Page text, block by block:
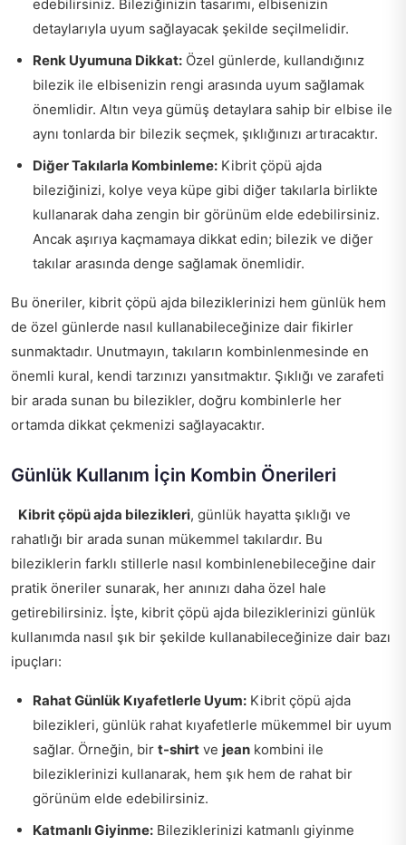
edebilirsiniz. Bileziğinizin tasarımı, elbisenizin
detaylarıyla uyum sağlayacak şekilde seçilmelidir.
Renk Uyumuna Dikkat: Özel günlerde, kullandığınız
bilezik ile elbisenizin rengi arasında uyum sağlamak
önemlidir. Altın veya gümüş detaylara sahip bir elbise ile
aynı tonlarda bir bilezik seçmek, şıklığınızı artıracaktır.
Diğer Takılarla Kombinleme: Kibrit çöpü ajda
bileziğinizi, kolye veya küpe gibi diğer takılarla birlikte
kullanarak daha zengin bir görünüm elde edebilirsiniz.
Ancak aşırıya kaçmamaya dikkat edin; bilezik ve diğer
takılar arasında denge sağlamak önemlidir.
Bu öneriler, kibrit çöpü ajda bileziklerinizi hem günlük hem
de özel günlerde nasıl kullanabileceğinize dair fikirler
sunmaktadır. Unutmayın, takıların kombinlenmesinde en
önemli kural, kendi tarzınızı yansıtmaktır. Şıklığı ve zarafeti
bir arada sunan bu bilezikler, doğru kombinlerle her
ortamda dikkat çekmenizi sağlayacaktır.
Günlük Kullanım İçin Kombin Önerileri
Kibrit çöpü ajda bilezikleri, günlük hayatta şıklığı ve
rahatlığı bir arada sunan mükemmel takılardır. Bu
bileziklerin farklı stillerle nasıl kombinlenebileceğine dair
pratik öneriler sunarak, her anınızı daha özel hale
getirebilirsiniz. İşte, kibrit çöpü ajda bileziklerinizi günlük
kullanımda nasıl şık bir şekilde kullanabileceğinize dair bazı
ipuçları:
Rahat Günlük Kıyafetlerle Uyum: Kibrit çöpü ajda
bilezikleri, günlük rahat kıyafetlerle mükemmel bir uyum
sağlar. Örneğin, bir t-shirt ve jean kombini ile
bileziklerinizi kullanarak, hem şık hem de rahat bir
görünüm elde edebilirsiniz.
Katmanlı Giyinme: Bileziklerinizi katmanlı giyinme